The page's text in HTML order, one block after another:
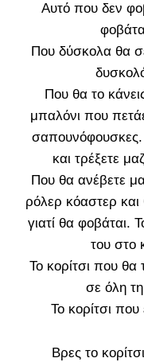
Αυτό που δεν
Που δύσκολα θα
Που θα το
μπαλόνι που
και τρέξετε
Που θα ανέβετε
ρόλερ κόαστερ
γιατί θα φοβάται.
του στο
Το κορίτσι που θα
σε όλη τη
Το κορίτσι που
Βρες το